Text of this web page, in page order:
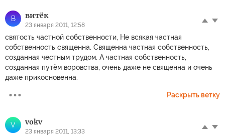
В витёк
23 января 2011, 12:58
святость частной собственности, Не всякая частная
собственность священна. Священна частная собственность,
созданная честным трудом. А частная собственность,
созданная путём воровства, очень даже не священна и очень
даже прикосновенна.
Раскрыть ветку
V vokv
23 января 2011, 13:33